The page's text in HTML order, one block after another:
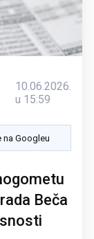
10.06.2026.
u 15:59
na Googleu
Beča